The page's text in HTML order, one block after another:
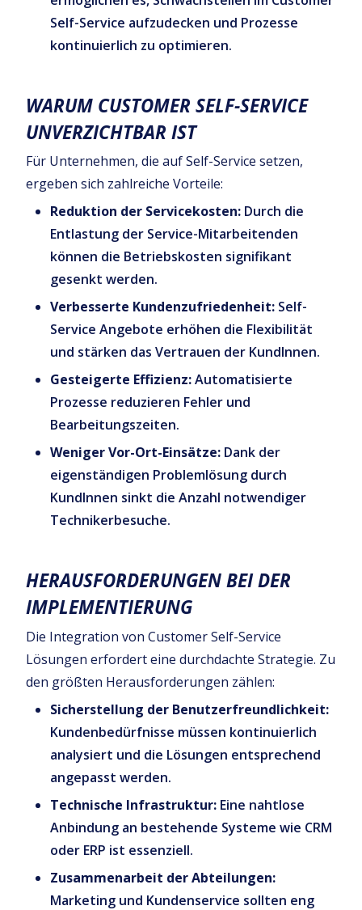
Self-Service aufzudecken und Prozesse
kontinuierlich zu optimieren.
WARUM CUSTOMER SELF-SERVICE
UNVERZICHTBAR IST
Für Unternehmen, die auf Self-Service setzen,
ergeben sich zahlreiche Vorteile:
Reduktion der Servicekosten: Durch die
Entlastung der Service-Mitarbeitenden
können die Betriebskosten signifikant
gesenkt werden.
Verbesserte Kundenzufriedenheit: Self-
Service Angebote erhöhen die Flexibilität
und stärken das Vertrauen der KundInnen.
Gesteigerte Effizienz:Automatisierte
Prozesse reduzieren Fehler und
Bearbeitungszeiten.
Weniger Vor-Ort-Einsätze: Dank der
eigenständigen Problemlösung durch
KundInnen sinkt die Anzahl notwendiger
Technikerbesuche.
HERAUSFORDERUNGEN BEI DER
IMPLEMENTIERUNG
Die Integration von Customer Self-Service
Lösungen erfordert eine durchdachte Strategie. Zu
den größten Herausforderungen zählen:
Sicherstellung der Benutzerfreundlichkeit:
Kundenbedürfnisse müssen kontinuierlich
analysiert und die Lösungen entsprechend
angepasst werden.
Technische Infrastruktur: Eine nahtlose
Anbindung an bestehende Systeme wie CRM
oder ERP ist essenziell.
Zusammenarbeit der Abteilungen:
Marketing und Kundenservice sollten eng